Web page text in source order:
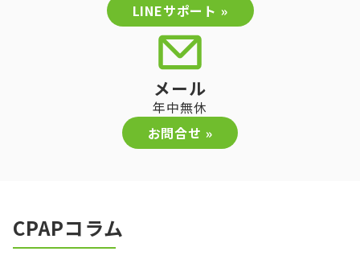
LINEサポート »
メール
年中無休
お問合せ »
CPAPコラム